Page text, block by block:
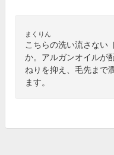
まくりん
こちらの洗い流さない
か。アルガンオイルが
ねりを抑え、毛先まで
ます。